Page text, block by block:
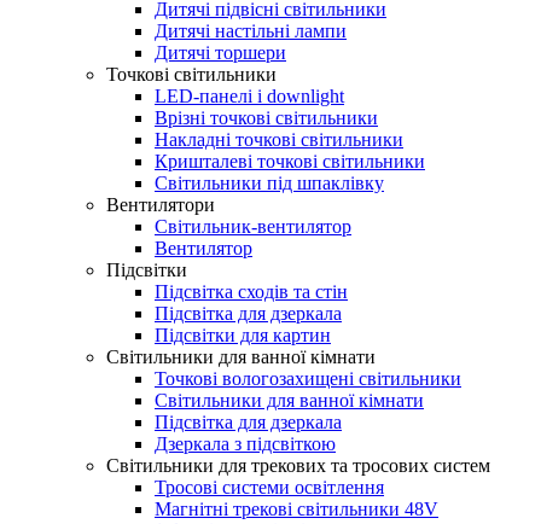
Дитячі підвісні світильники
Дитячі настільні лампи
Дитячі торшери
Точкові світильники
LED-панелі і downlight
Врізні точкові світильники
Накладні точкові світильники
Кришталеві точкові світильники
Світильники під шпаклівку
Вентилятори
Світильник-вентилятор
Вентилятор
Підсвітки
Підсвітка сходів та стін
Підсвітка для дзеркала
Підсвітки для картин
Світильники для ванної кімнати
Точкові вологозахищені світильники
Світильники для ванної кімнати
Підсвітка для дзеркала
Дзеркала з підсвіткою
Світильники для трекових та тросових систем
Тросові системи освітлення
Магнітні трекові світильники 48V